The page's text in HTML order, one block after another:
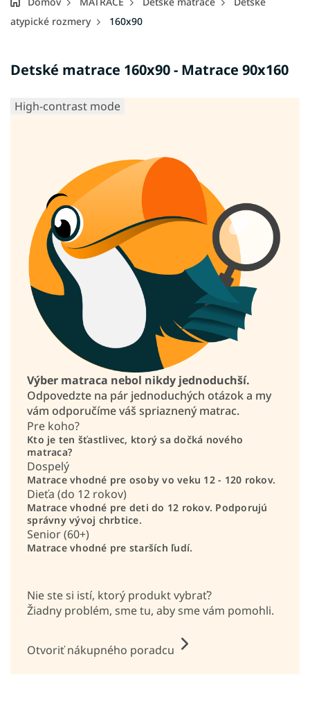
atypické rozmery
160x90
Detské matrace 160x90 - Matrace 90x160
High-contrast mode
Výber matraca nebol nikdy jednoduchší.
Odpovedzte na pár jednoduchých otázok a my
vám odporučíme váš spriaznený matrac.
Pre koho?
Kto je ten šťastlivec, ktorý sa dočká nového
matraca?
Dospelý
Matrace vhodné pre osoby vo veku 12 - 120 rokov.
Dieťa (do 12 rokov)
Matrace vhodné pre deti do 12 rokov. Podporujú
správny vývoj chrbtice.
Senior (60+)
Matrace vhodné pre starších ľudí.
Nie ste si istí, ktorý produkt vybrať?
Žiadny problém, sme tu, aby sme vám pomohli.
Otvoriť nákupného poradcu